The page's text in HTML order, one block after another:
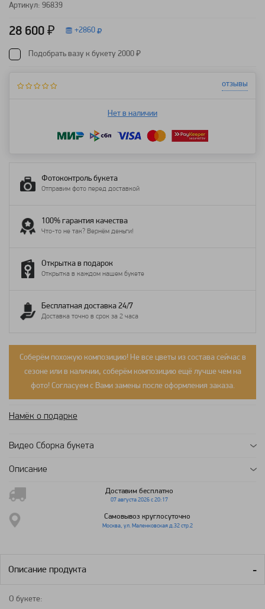
Артикул: 96839
28 600 ₽ +2860
Подобрать вазу к букету 2000 ₽
отзывы
Нет в наличии
Фотоконтроль букета
Отправим фото перед доставкой
100% гарантия качества
Что-то не так? Вернём деньги!
Открытка в подарок
Открытка в каждом нашем букете
Бесплатная доставка 24/7
Доставка точно в срок за 2 часа
Соберём похожую композицию! Не все цветы из состава сейчас в
сезоне или в наличии, соберём композицию ещё лучше чем на
фото! Согласуем с Вами замены после оформления заказа.
Намёк о подарке
Видео Сборка букета
Описание
Доставим бесплатно
07 августа 2026 с 20:17
Самовывоз круглосуточно
Москва, ул. Маленковская д.32 стр.2
Описание продукта
О букете: